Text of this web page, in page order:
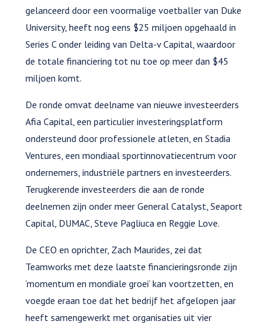
gelanceerd door een voormalige voetballer van Duke
University, heeft nog eens $25 miljoen opgehaald in
Series C onder leiding van Delta-v Capital, waardoor
de totale financiering tot nu toe op meer dan $45
miljoen komt.
De ronde omvat deelname van nieuwe investeerders
Afia Capital, een particulier investeringsplatform
ondersteund door professionele atleten, en Stadia
Ventures, een mondiaal sportinnovatiecentrum voor
ondernemers, industriële partners en investeerders.
Terugkerende investeerders die aan de ronde
deelnemen zijn onder meer General Catalyst, Seaport
Capital, DUMAC, Steve Pagliuca en Reggie Love.
De CEO en oprichter, Zach Maurides, zei dat
Teamworks met deze laatste financieringsronde zijn
‘momentum en mondiale groei’ kan voortzetten, en
voegde eraan toe dat het bedrijf het afgelopen jaar
heeft samengewerkt met organisaties uit vier